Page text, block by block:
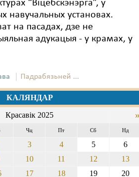
“Віцебскэнэрга”, у
навучальных установах.
на пасадах, дзе не
адукацыя - у крамах, у
Падрабязьней ...
КАЛЯНДАР
Красавік 2025
Чц Пт Сб Нд
3 4 5
6
10 11 12
13
17 18 19
20